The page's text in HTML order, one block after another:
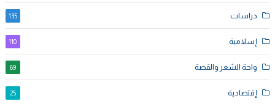
دراسات 135
إسلامية 110
واحة الشعر والقصة 69
إقتصادية 25